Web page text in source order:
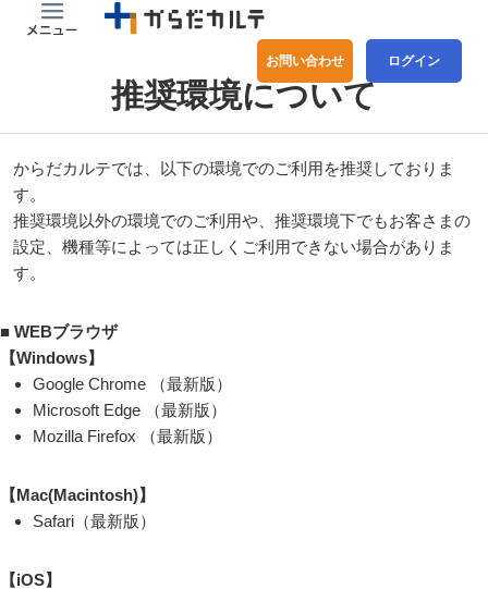
お問い合わせ ログイン
推奨環境について
からだカルテでは、以下の環境でのご利用を推奨しておりま
す。
推奨環境以外の環境でのご利用や、推奨環境下でもお客さまの
設定、機種等によっては正しくご利用できない場合がありま
す。
■ WEBブラウザ
【Windows】
Google Chrome （最新版）
Microsoft Edge （最新版）
Mozilla Firefox （最新版）
【Mac(Macintosh)】
Safari（最新版）
【iOS】